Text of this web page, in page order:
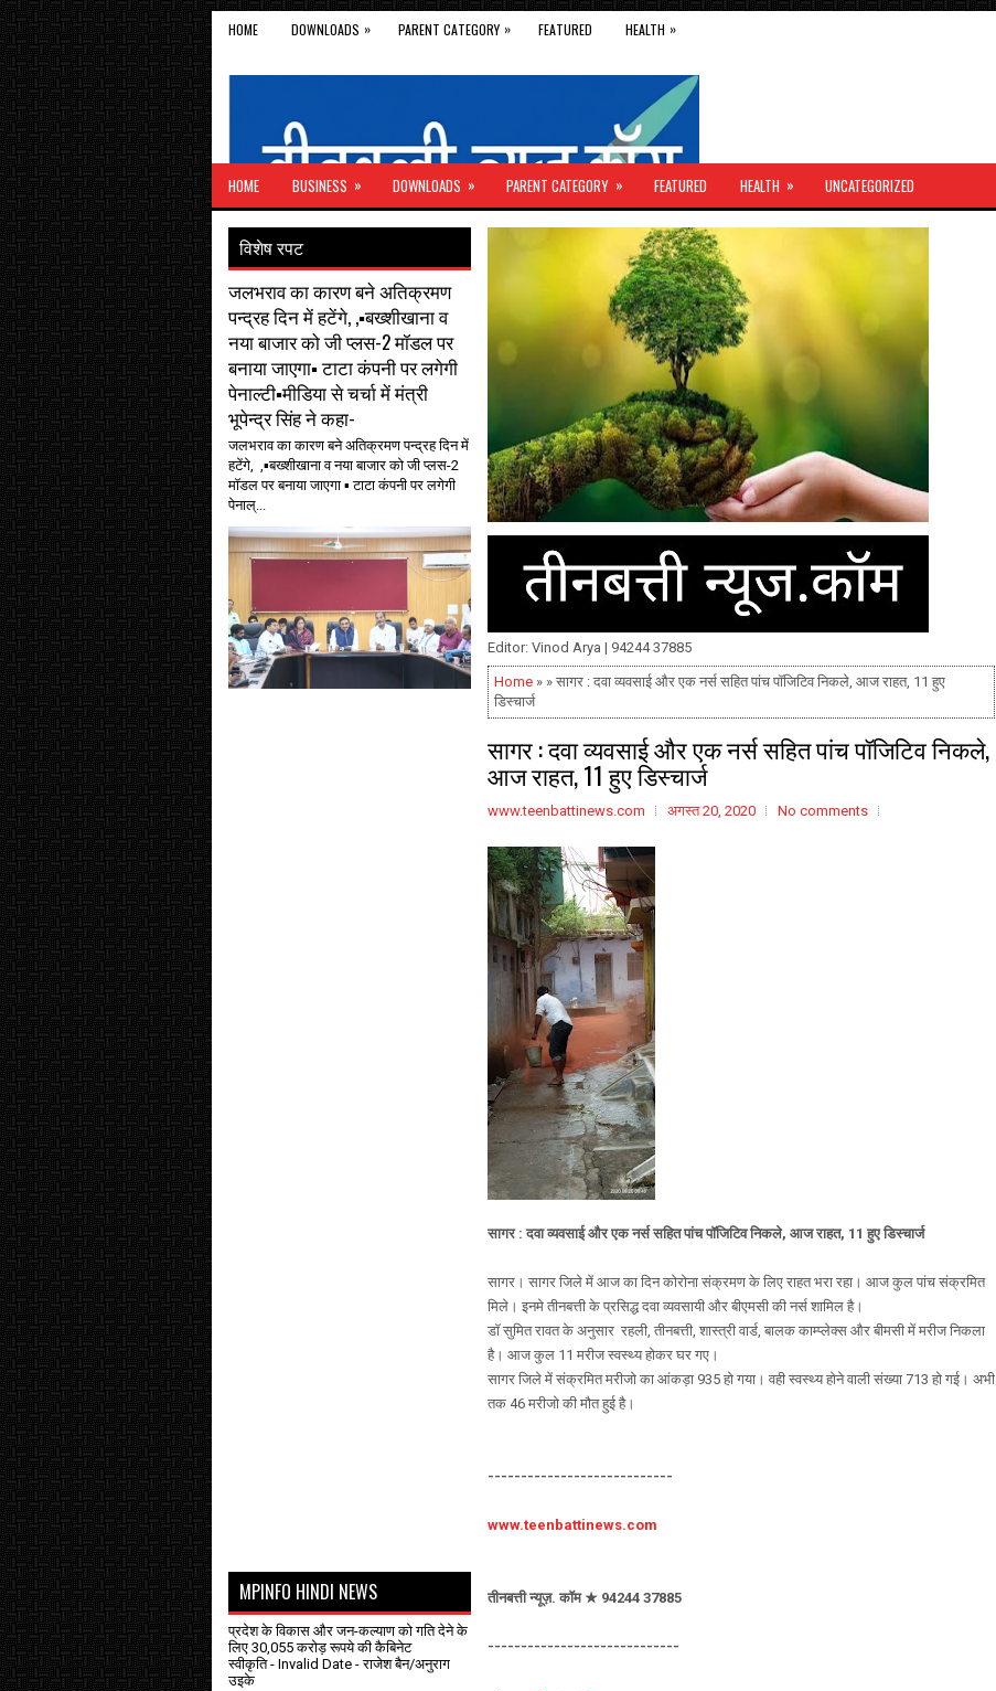
HOME DOWNLOADS » PARENT CATEGORY » FEATURED HEALTH »
HOME BUSINESS » DOWNLOADS » PARENT CATEGORY » FEATURED HEALTH » UNCATEGORIZED
Editor: Vinod Arya | 94244 37885
Home » » सागर : दवा व्यवसाई और एक नर्स सहित पांच पॉजिटिव निकले, आज राहत, 11 हुए
डिस्चार्ज
सागर : दवा व्यवसाई और एक नर्स सहित पांच पॉजिटिव निकले,
आज राहत, 11 हुए डिस्चार्ज
www.teenbattinews.com अगस्त 20, 2020 No comments
सागर : दवा व्यवसाई और एक नर्स सहित पांच पॉजिटिव निकले, आज राहत, 11 हुए डिस्चार्ज
सागर। सागर जिले में आज का दिन कोरोना संक्रमण के लिए राहत भरा रहा। आज कुल पांच संक्रमित
मिले। इनमे तीनबत्ती के प्रसिद्ध दवा व्यवसायी और बीएमसी की नर्स शामिल है।
डॉ सुमित रावत के अनुसार रहली, तीनबत्ती, शास्त्री वार्ड, बालक काम्प्लेक्स और बीमसी में मरीज निकला
है। आज कुल 11 मरीज स्वस्थ्य होकर घर गए।
सागर जिले में संक्रमित मरीजो का आंकड़ा 935 हो गया। वही स्वस्थ्य होने वाली संख्या 713 हो गई। अभी
तक 46 मरीजो की मौत हुई है।
----------------------------
www.teenbattinews.com
तीनबत्ती न्यूज़. कॉम ★ 94244 37885
-----------------------------
विशेष रपट
जलभराव का कारण बने अतिक्रमण
पन्द्रह दिन में हटेंगे, ,▪️बख्शीखाना व
नया बाजार को जी प्लस-2 मॉडल पर
बनाया जाएगा▪️ टाटा कंपनी पर लगेगी
पेनाल्टी▪️मीडिया से चर्चा में मंत्री
भूपेन्द्र सिंह ने कहा-
जलभराव का कारण बने अतिक्रमण पन्द्रह दिन में
हटेंगे, ,▪️बख्शीखाना व नया बाजार को जी प्लस-2
मॉडल पर बनाया जाएगा ▪️ टाटा कंपनी पर लगेगी
पेनाल्...
MPINFO HINDI NEWS
प्रदेश के विकास और जन-कल्याण को गति देने के
लिए 30,055 करोड़ रूपये की कैबिनेट
स्वीकृति- Invalid Date - राजेश बैन/अनुराग
उइके